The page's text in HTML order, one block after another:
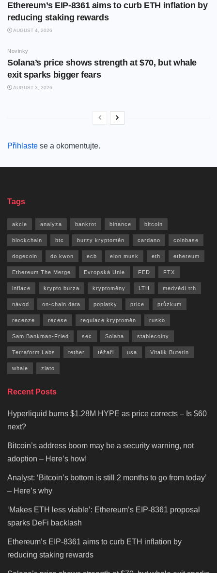
Ethereum’s EIP-8361 aims to curb ETH inflation by
reducing staking rewards
AUGUST 4, 2026
Novinky
Solana’s price shows strength at $70, but whale
exit sparks bigger fears
AUGUST 3, 2026
Přihlaste se a okomentujte.
Tags
akcie analyza bankrot binance bitcoin
blockchain btc burzy kryptoměn cardano coinbase
dogecoin do kwon ecb elon musk eth ethereum
Ethereum The Merge Evropská Unie FED FTX
inflace krypto burza kryptoměny LTH medvědí trh
návod on-chain data poplatky price průzkum
recenze recese regulace kryptoměn rusko
Sam Bankman-Fried sec Solana stablecoiny
Terraform Labs tether těžaři usa Vitalik Buterin
whale zlato
Recent Posts
Hyperliquid burns $1.28M HYPE as price corrects – Is $60
next?
Bitcoin’s address boom may be a security warning, not
adoption – Here’s how!
Analyst: ‘Bitcoin’s bottom is still 2 months to go from today’
– Here’s why
‘Makes ETH less viable’: Ethereum’s EIP-8361 proposal
sparks DeFi backlash
Ethereum’s EIP-8361 aims to curb ETH inflation by
reducing staking rewards